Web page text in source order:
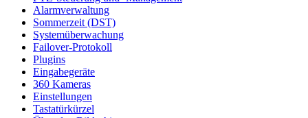
Alarmverwaltung
Sommerzeit (DST)
Systemüberwachung
Failover-Protokoll
Plugins
Eingabegeräte
360 Kameras
Einstellungen
Tastatürkürzel